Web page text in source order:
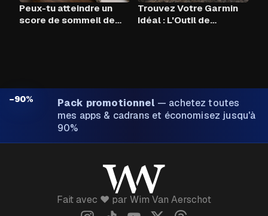
Peux-tu atteindre un
score de sommeil de
Trouvez Votre Garmin
Idéal : L'Outil de
−90% Pack promotionnel — achetez toutes
mes apps & cadrans et économisez jusqu'à
90%
Fait avec ❤️ par Wim Van Aerschot